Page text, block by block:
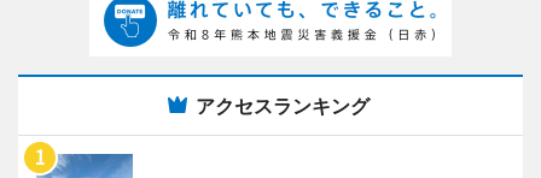
アクセスランキング